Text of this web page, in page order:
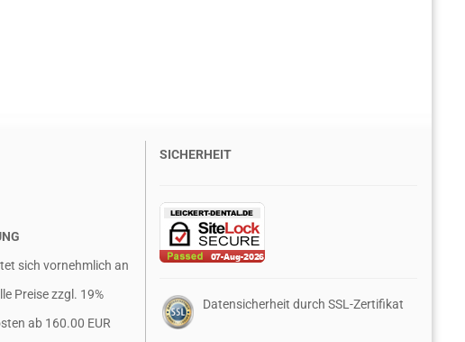
sich vornehmlich an
Preise zzgl. 19%
ab 160.00 EUR
SICHERHEIT
Datensicherheit durch SSL-Zertifikat